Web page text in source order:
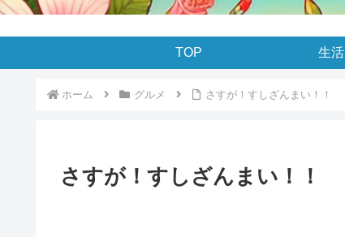
TOP 生活
ホーム グルメ さすが！すしざんまい！！
さすが！すしざんまい！！